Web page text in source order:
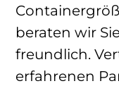
beraten wir
freundlich.
erfahrenen